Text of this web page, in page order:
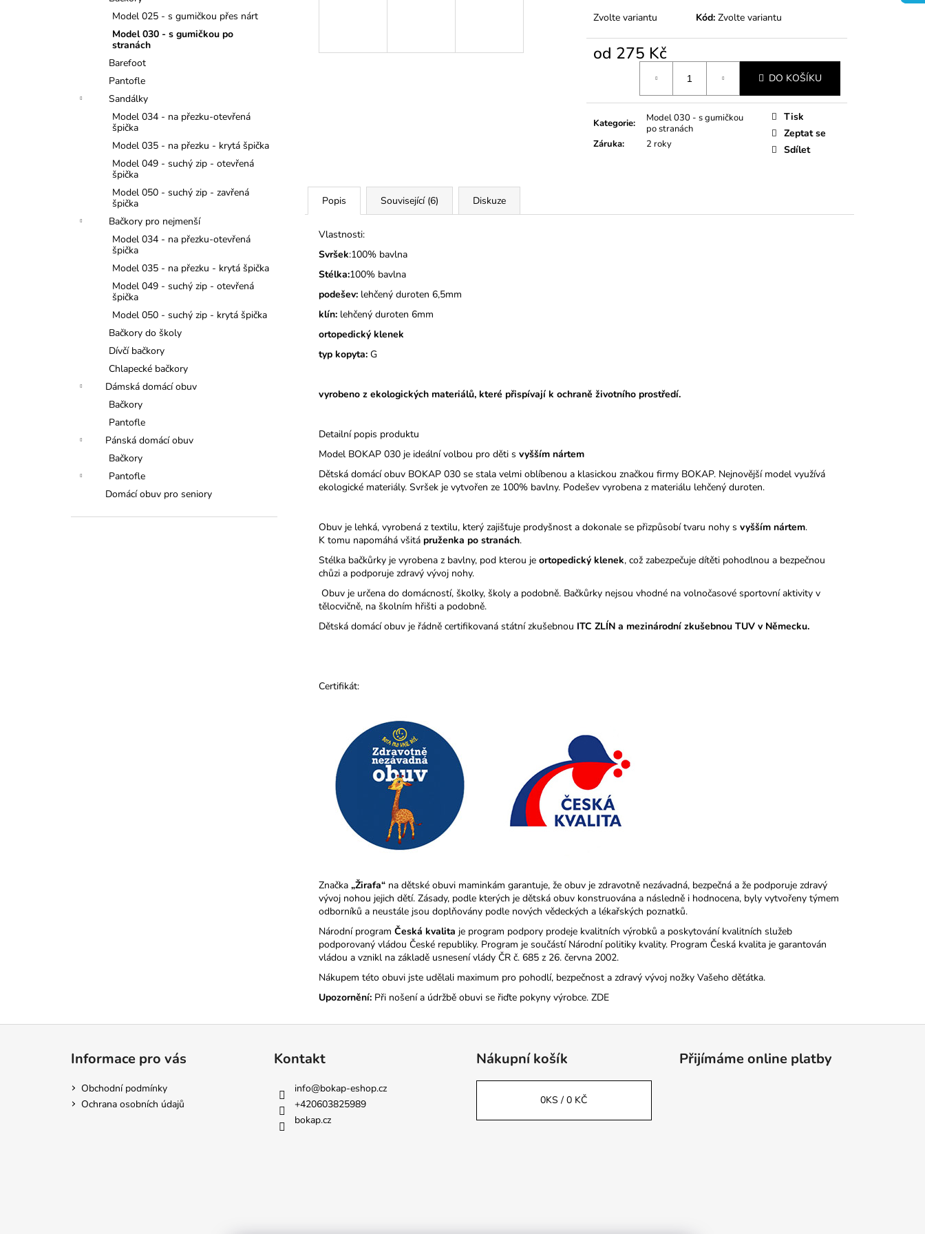
Model 025 - s gumičkou přes nárt
Model 030 - s gumičkou po
stranách
Barefoot
Pantofle
Sandálky
Model 034 - na přezku-otevřená
špička
Model 035 - na přezku - krytá špička
Model 049 - suchý zip - otevřená
špička
Model 050 - suchý zip - zavřená
špička
Bačkory pro nejmenší
Model 034 - na přezku-otevřená
špička
Model 035 - na přezku - krytá špička
Model 049 - suchý zip - otevřená
špička
Model 050 - suchý zip - krytá špička
Bačkory do školy
Dívčí bačkory
Chlapecké bačkory
Dámská domácí obuv
Bačkory
Pantofle
Pánská domácí obuv
Bačkory
Pantofle
Domácí obuv pro seniory
Zvolte variantu Kód: Zvolte variantu
od 275 Kč
DO KOŠÍKU
Kategorie:
Model 030 - s gumičkou
po stranách
Záruka: 2 roky
Tisk
Zeptat se
Sdílet
Popis Související (6) Diskuze
Vlastnosti:
Svršek:100% bavlna
Stélka:100% bavlna
podešev: lehčený duroten 6,5mm
klín: lehčený duroten 6mm
ortopedický klenek
typ kopyta: G
vyrobeno z ekologických materiálů, které přispívají k ochraně životního prostředí.
Detailní popis produktu
Model BOKAP 030 je ideální volbou pro děti s vyšším nártem
Dětská domácí obuv BOKAP 030 se stala velmi oblíbenou a klasickou značkou firmy BOKAP. Nejnovější model využívá
ekologické materiály. Svršek je vytvořen ze 100% bavlny. Podešev vyrobena z materiálu lehčený duroten.
Obuv je lehká, vyrobená z textilu, který zajišťuje prodyšnost a dokonale se přizpůsobí tvaru nohy s vyšším nártem.
K tomu napomáhá všitá pruženka po stranách.
Stélka bačkůrky je vyrobena z bavlny, pod kterou je ortopedický klenek, což zabezpečuje dítěti pohodlnou a bezpečnou
chůzi a podporuje zdravý vývoj nohy.
Obuv je určena do domácností, školky, školy a podobně. Bačkůrky nejsou vhodné na volnočasové sportovní aktivity v
tělocvičně, na školním hřišti a podobně.
Dětská domácí obuv je řádně certifikovaná státní zkušebnou ITC ZLÍN a mezinárodní zkušebnou TUV v Německu.
Certifikát:
Značka „Žirafa“ na dětské obuvi maminkám garantuje, že obuv je zdravotně nezávadná, bezpečná a že podporuje zdravý
vývoj nohou jejich dětí. Zásady, podle kterých je dětská obuv konstruována a následně i hodnocena, byly vytvořeny týmem
odborníků a neustále jsou doplňovány podle nových vědeckých a lékařských poznatků.
Národní program Česká kvalita je program podpory prodeje kvalitních výrobků a poskytování kvalitních služeb
podporovaný vládou České republiky. Program je součástí Národní politiky kvality. Program Česká kvalita je garantován
vládou a vznikl na základě usnesení vlády ČR č. 685 z 26. června 2002.
Nákupem této obuvi jste udělali maximum pro pohodlí, bezpečnost a zdravý vývoj nožky Vašeho děťátka.
Upozornění: Při nošení a údržbě obuvi se řiďte pokyny výrobce. ZDE
Informace pro vás
Obchodní podmínky
Ochrana osobních údajů
Kontakt
info@bokap-eshop.cz
+420603825989
bokap.cz
Nákupní košík
0KS /0 KČ
Přijímáme online platby